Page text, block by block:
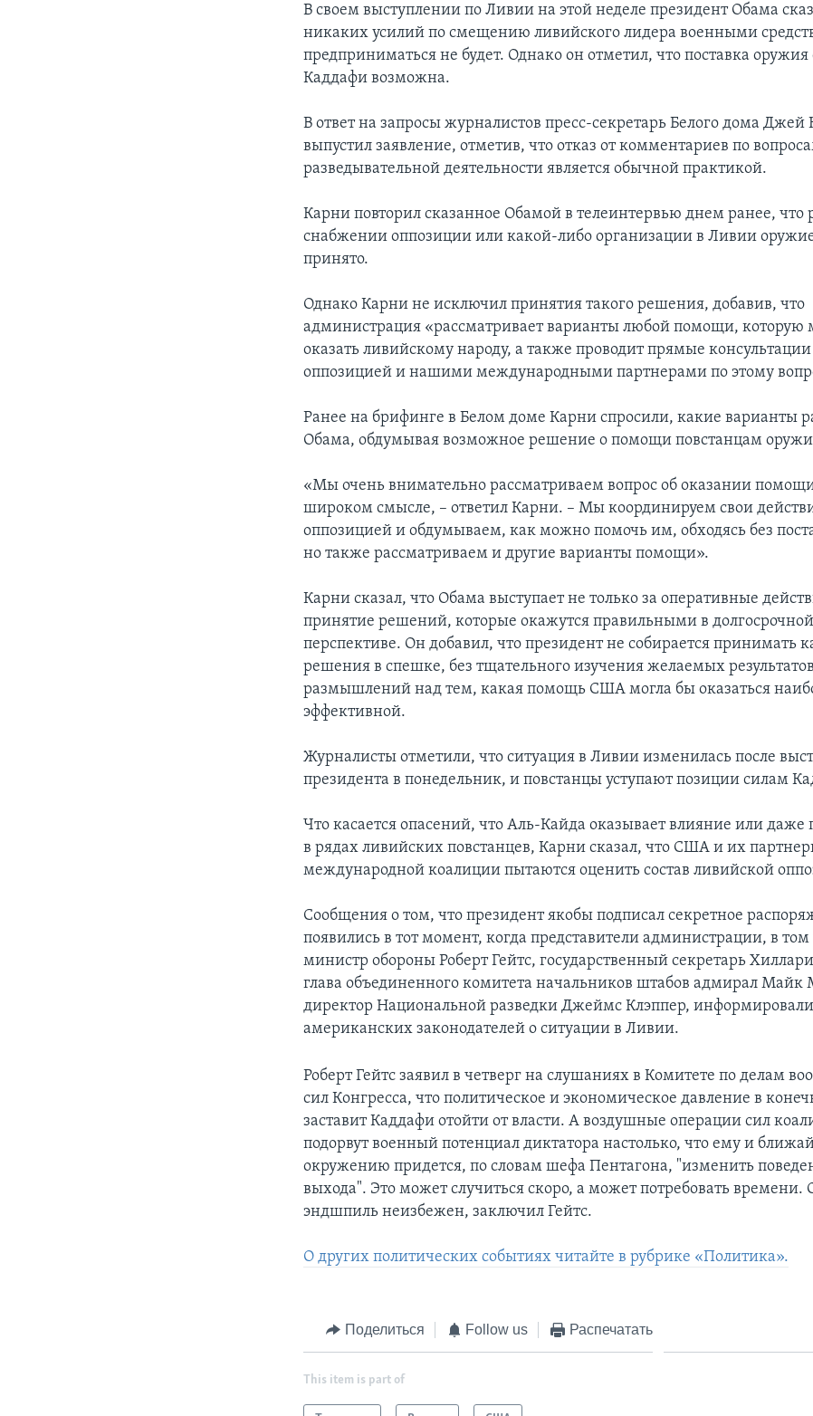
В своем выступлении по Ливии на этой неделе президент Обама
никаких усилий по смещению ливийского лидера военными
предприниматься не будет. Однако он отметил, что поставка
Каддафи возможна.
В ответ на запросы журналистов пресс-секретарь Белого дома Джей
выпустил заявление, отметив, что отказ от комментариев по
разведывательной деятельности является обычной практикой.
Карни повторил сказанное Обамой в телеинтервью днем ранее, что
снабжении оппозиции или какой-либо организации в Ливии
принято.
Однако Карни не исключил принятия такого решения, добавив, что
администрация «рассматривает варианты любой помощи,
оказать ливийскому народу, а также проводит прямые консультации
оппозицией и нашими международными партнерами по этому
Ранее на брифинге в Белом доме Карни спросили, какие варианты
Обама, обдумывая возможное решение о помощи повстанцам
«Мы очень внимательно рассматриваем вопрос об оказании
широком смысле, – ответил Карни. – Мы координируем свои
оппозицией и обдумываем, как можно помочь им, обходясь без
но также рассматриваем и другие варианты помощи».
Карни сказал, что Обама выступает не только за оперативные
принятие решений, которые окажутся правильными в долгосрочной
перспективе. Он добавил, что президент не собирается принимать
решения в спешке, без тщательного изучения желаемых
размышлений над тем, какая помощь США могла бы оказаться
эффективной.
Журналисты отметили, что ситуация в Ливии изменилась после
президента в понедельник, и повстанцы уступают позиции силам
Что касается опасений, что Аль-Кайда оказывает влияние или даже
в рядах ливийских повстанцев, Карни сказал, что США и их
международной коалиции пытаются оценить состав ливийской
Сообщения о том, что президент якобы подписал секретное
появились в тот момент, когда представители администрации, в том
министр обороны Роберт Гейтс, государственный секретарь
глава объединенного комитета начальников штабов адмирал Майк
директор Национальной разведки Джеймс Клэппер, информировали
американских законодателей о ситуации в Ливии.
Роберт Гейтс заявил в четверг на слушаниях в Комитете по делам
сил Конгресса, что политическое и экономическое давление в
заставит Каддафи отойти от власти. А воздушные операции сил
подорвут военный потенциал диктатора настолько, что ему и
окружению придется, по словам шефа Пентагона, "изменить
выхода". Это может случиться скоро, а может потребовать времени.
эндшпиль неизбежен, заключил Гейтс.
О других политических событиях читайте в рубрике «Политика».
Поделиться Follow us Распечатать
This item is part of